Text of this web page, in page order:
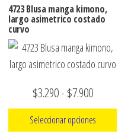
hasta
múltiples
Las
opciones
pueden
elegir
en
4723 Blusa manga kimono,
largo asimetrico costado
curvo
$3.290- $7.900Rango
de
precios:
Seleccionar opciones